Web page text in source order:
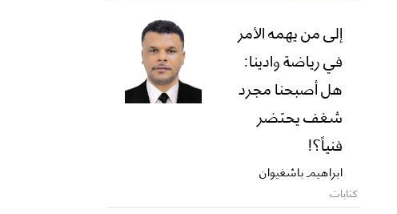
إلى من يهمه الأمر
في رياضة وادينا:
هل أصبحنا مجرد
شغف يحتضر
فنياً؟!
ابراهيم باشغيوان
كتابات